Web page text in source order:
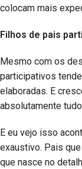
colocam mais
Filhos de pais
Mesmo com os
participativos
elaboradas. E
absolutamente
E eu vejo isso
exaustivo. Pais
que nasce no